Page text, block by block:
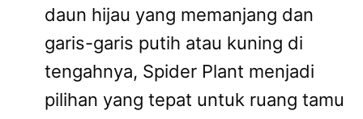
daun hijau yang memanjang dan
garis-garis putih atau kuning di
tengahnya, Spider Plant menjadi
pilihan yang tepat untuk ruang tamu